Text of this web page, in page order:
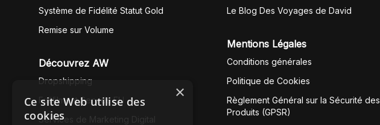
Système de Fidélité Statut Gold
Remise sur Volume
Découvrez AW
Dropshipping
Fullfilment Service EU
Services de Marketing Digital
Le Blog Des Voyages de David
Mentions Légales
Conditions générales
Politique de Cookies
Règlement Général sur la Sécurité des
Produits (GPSR)
×
Ce site Web utilise des
cookies